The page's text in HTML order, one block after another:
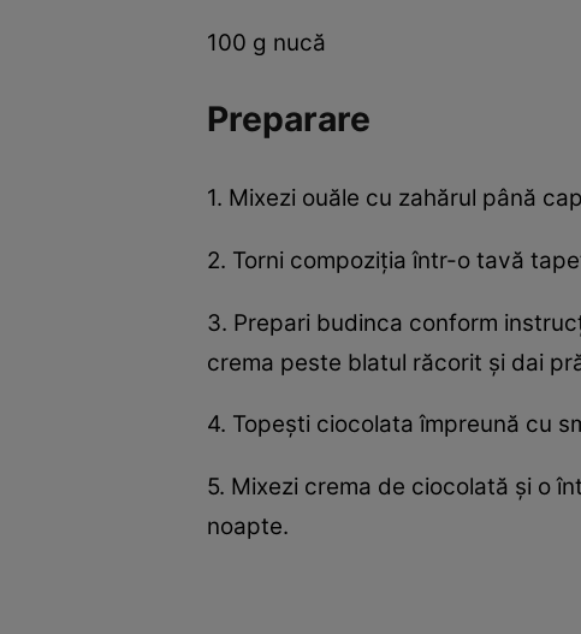
100 g nucă
Preparare
1. Mixezi ouăle cu zahărul până
2. Torni compoziţia într-o tavă
3. Prepari budinca conform
crema peste blatul răcorit şi dai
4. Topeşti ciocolata împreună cu
5. Mixezi crema de ciocolată şi o
noapte.